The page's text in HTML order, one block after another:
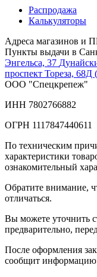
Распродажа
Калькуляторы
Адреса магазинов и
Пункты выдачи в
Энгельса, 37
проспект Тореза, 68Д
ООО "Спецкрепеж"
ИНН 7802766882
ОГРН 1117847440611
По техническим
характеристики
ознакомительный
Обратите внимание,
отличаться.
Вы можете уточнить
предварительно,
После оформления
сообщит информацию